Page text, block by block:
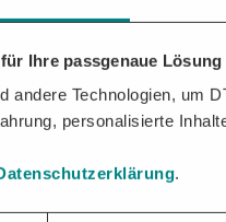
Ihre passgenaue Lösung
andere Technologien, um
personalisierte
.